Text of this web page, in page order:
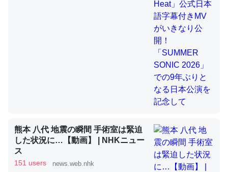
類は苦労してるんだな…。腹足類だと殻を無くしてナメク
─ニュース :: 【研究発表】昆虫学の大問題＝「昆虫はなぜ海にいな
ウチもEchoを実家に置いて４年。でたまに覗いてる。ぼ
位置情報を共有してる。電池残量や充電中かが分かるので
これ見て生きてるなって分かる。
─たまにLINEするくらいだった遠方の父67歳と僕。ITツール導入で
コミュニケーションが劇的に変化した｜tayorini by LIFULL介護
熊本 八代 地震の瞬間 手術室は緊迫
した状況に…【動画】 | NHKニュー
ス
151 users news.web.nhk